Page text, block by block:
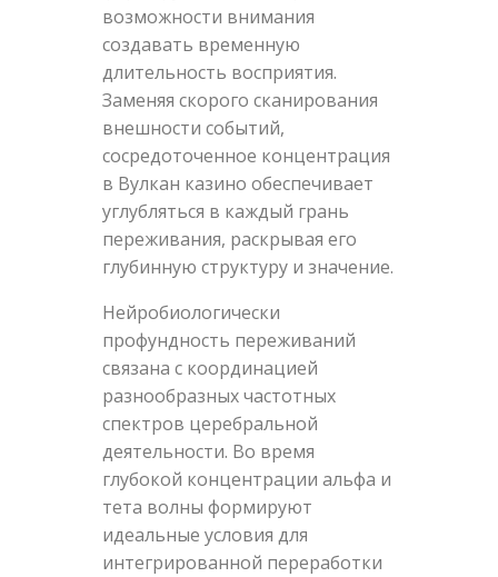
возможности внимания
создавать временную
длительность восприятия.
Заменяя скорого сканирования
внешности событий,
сосредоточенное концентрация
в Вулкан казино обеспечивает
углубляться в каждый грань
переживания, раскрывая его
глубинную структуру и значение.
Нейробиологически
профундность переживаний
связана с координацией
разнообразных частотных
спектров церебральной
деятельности. Во время
глубокой концентрации альфа и
тета волны формируют
идеальные условия для
интегрированной переработки